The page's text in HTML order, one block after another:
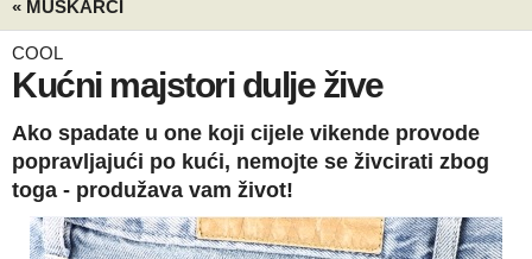
« MUŠKARCI
COOL
Kućni majstori dulje žive
Ako spadate u one koji cijele vikende provode
popravljajući po kući, nemojte se živcirati zbog
toga - produžava vam život!